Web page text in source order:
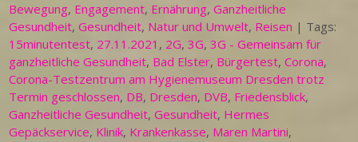
Bewegung, Engagement, Ernährung,Ganzheitliche
Gesundheit,Gesundheit, Natur und Umwelt, Reisen | Tags:
15minutentest, 27.11.2021 , 2G,3G,3G - Gemeinsam für
ganzheitliche Gesundheit, Bad Elster, Bürgertest,Corona,
Corona-Testzentrum am Hygienemuseum Dresden trotz
Termin geschlossen, DB, Dresden, DVB, Friedensblick,
Ganzheitliche Gesundheit,Gesundheit, Hermes
Gepäckservice, Klinik, Krankenkasse, Maren Martini,